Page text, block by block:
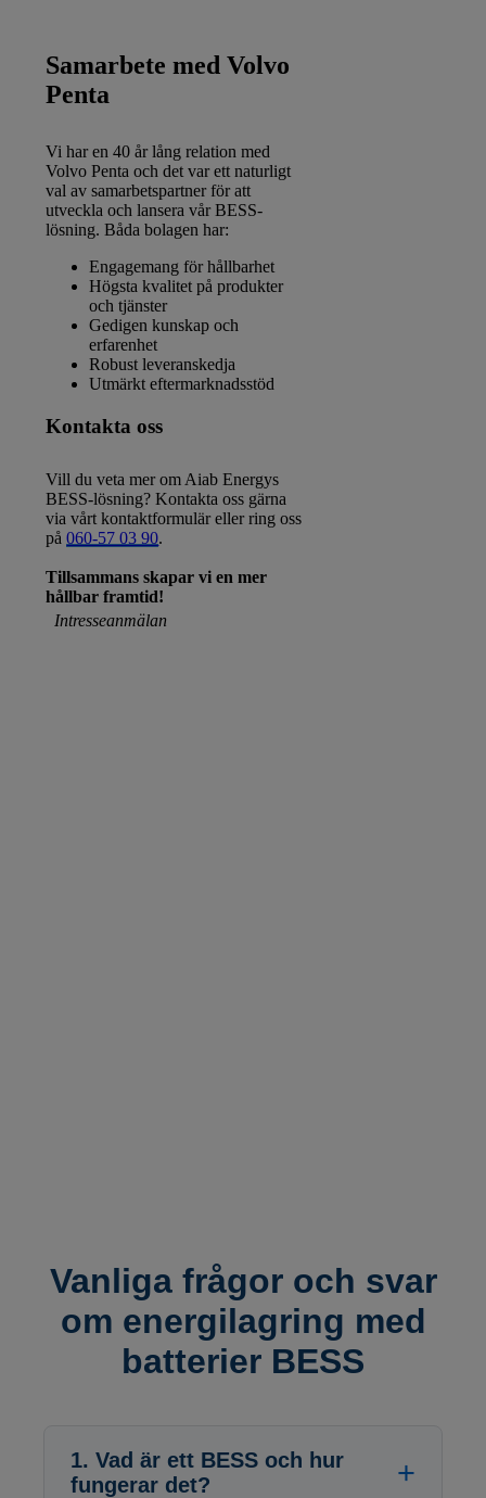
Samarbete med Volvo
Penta
Vi har en 40 år lång relation med
Volvo Penta och det var ett naturligt
val av samarbetspartner för att
utveckla och lansera vår BESS-
lösning. Båda bolagen har:
Engagemang för hållbarhet
Högsta kvalitet på produkter
och tjänster
Gedigen kunskap och
erfarenhet
Robust leveranskedja
Utmärkt eftermarknadsstöd
Kontakta oss
Vill du veta mer om Aiab Energys
BESS-lösning? Kontakta oss gärna
via vårt kontaktformulär eller ring oss
på060-57 03 90.
Tillsammans skapar vi en mer
hållbar framtid!
Intresseanmälan
Vanliga frågor och svar
om energilagring med
batterier BESS
1. Vad är ett BESS och hur
fungerar det?